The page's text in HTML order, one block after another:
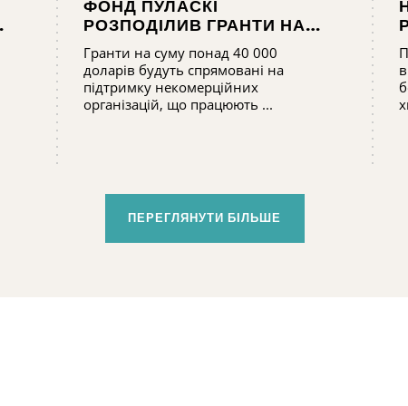
ФОНД ПУЛАСКІ
РОЗПОДІЛИВ ГРАНТИ НА
СУМУ 41 220 ДОЛАРІВ
Гранти на суму понад 40 000
доларів будуть спрямовані на
підтримку некомерційних
організацій, що працюють ...
ПЕРЕГЛЯНУТИ БІЛЬШЕ